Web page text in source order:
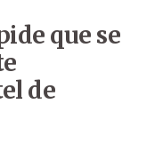
que se
de